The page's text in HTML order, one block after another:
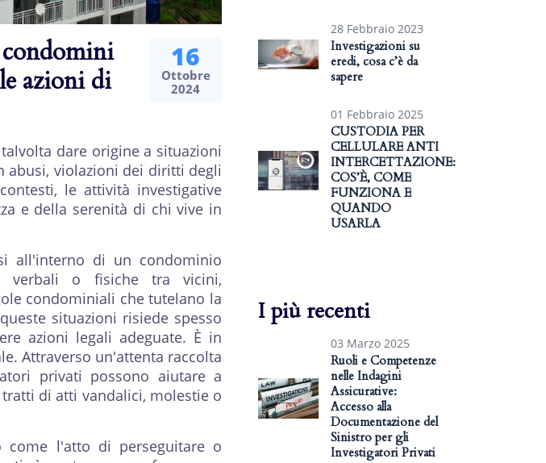
16
Ottobre
2024
azioni di
dare origine a situazioni
abusi, violazioni dei diritti degli
le attività investigative
e della serenità di chi vive in
all'interno di un condominio
verbali o fisiche tra vicini,
condominiali che tutelano la
situazioni risiede spesso
azioni legali adeguate. È in
Attraverso un'attenta raccolta
privati possono aiutare a
di atti vandalici, molestie o
come l'atto di perseguitare o
28 Febbraio 2023
Investigazioni su
eredi, cosa c’è da
sapere
01 Febbraio 2025
CUSTODIA PER
CELLULARE ANTI
INTERCETTAZIONE:
COS’È, COME
FUNZIONA E
QUANDO
USARLA
I più recenti
03 Marzo 2025
Ruoli e Competenze
nelle Indagini
Assicurative:
Accesso alla
Documentazione del
Sinistro per gli
Investigatori Privati